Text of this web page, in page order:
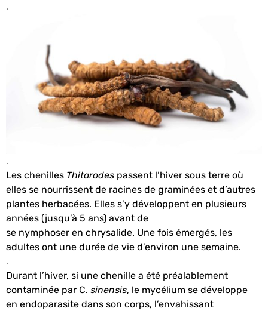
.
.
Les chenilles Thitarodes passent l’hiver sous terre où
elles se nourrissent de racines de graminées et d’autres
plantes herbacées. Elles s’y développent en plusieurs
années (jusqu’à 5 ans) avant de
se nymphoser en chrysalide. Une fois émergés, les
adultes ont une durée de vie d’environ une semaine.
.
Durant l’hiver, si une chenille a été préalablement
contaminée par C. sinensis, le mycélium se développe
en endoparasite dans son corps, l’envahissant